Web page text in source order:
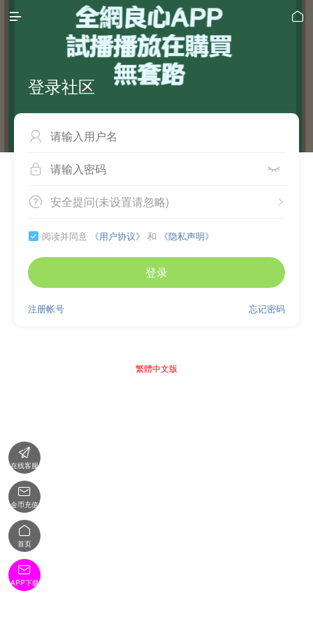
 
登录社区

 
 
安全提问(未设置请忽略)
 阅读并同意 《用户协议》 和 《隐私声明》
登录
忘记密码
注册帐号
繁體中文版

在线客服

金币充值

首页

APP下载